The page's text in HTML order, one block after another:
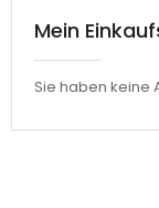
Mein
Sie haben keine